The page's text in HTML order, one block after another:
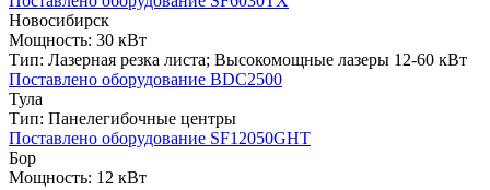
Новосибирск
Мощность: 30 кВт
Тип: Лазерная резка листа; Высокомощные лазеры 12-60 кВт
Поставлено оборудование BDС2500
Тула
Тип: Панелегибочные центры
Поставлено оборудование SF12050GHT
Бор
Мощность: 12 кВт